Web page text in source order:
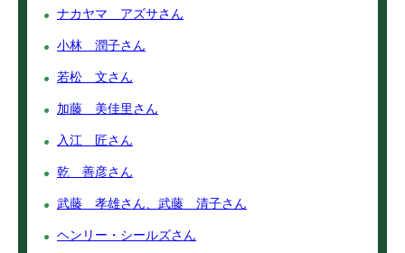
ナカヤマ アズサさん
小林 潤子さん
若松 文さん
加藤 美佳里さん
入江 匠さん
乾 善彦さん
武藤 孝雄さん、武藤 清子さん
ヘンリー・シールズさん